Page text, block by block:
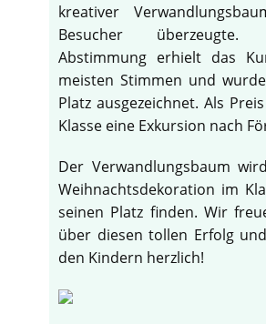
kreativer
Besucher
Abstimmung erhielt das
meisten Stimmen und
Platz ausgezeichnet. Als
Klasse eine Exkursion nach
Der Verwandlungsbaum
Weihnachtsdekoration im
seinen Platz finden. Wir
über diesen tollen Erfolg
den Kindern herzlich!